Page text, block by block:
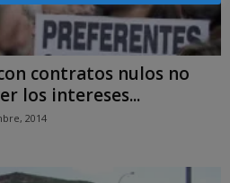
contratos nulos no
los intereses...
2014